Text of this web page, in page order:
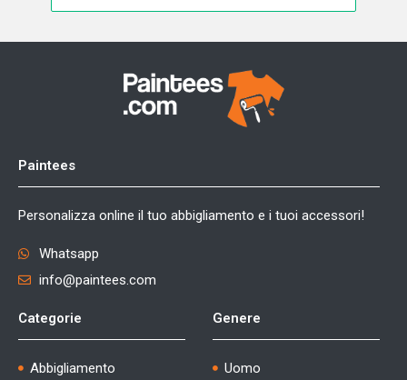
Paintees
Personalizza online il tuo abbigliamento e i tuoi accessori!
Whatsapp
info@paintees.com
Categorie
Abbigliamento
Genere
Uomo